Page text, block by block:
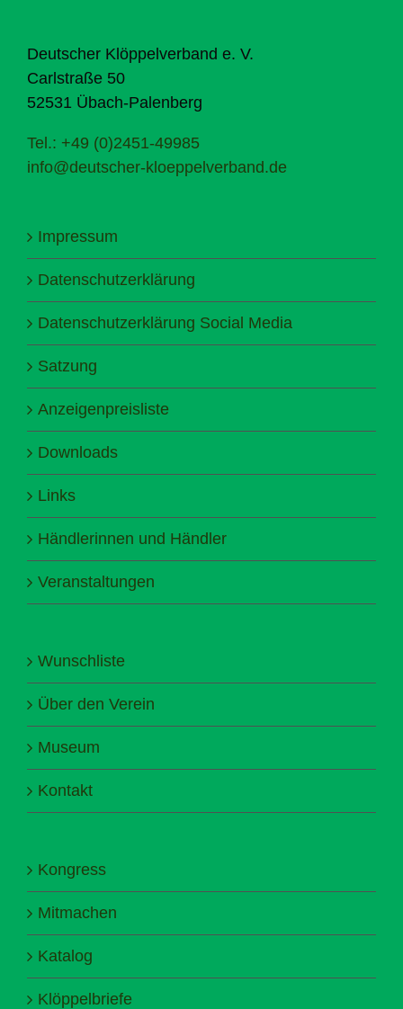
Deutscher Klöppelverband e. V.
Carlstraße 50
52531 Übach-Palenberg
Tel.: +49 (0)2451-49985
info@deutscher-kloeppelverband.de
Impressum
Datenschutzerklärung
Datenschutzerklärung Social Media
Satzung
Anzeigenpreisliste
Downloads
Links
Händlerinnen und Händler
Veranstaltungen
Wunschliste
Über den Verein
Museum
Kontakt
Kongress
Mitmachen
Katalog
Klöppelbriefe